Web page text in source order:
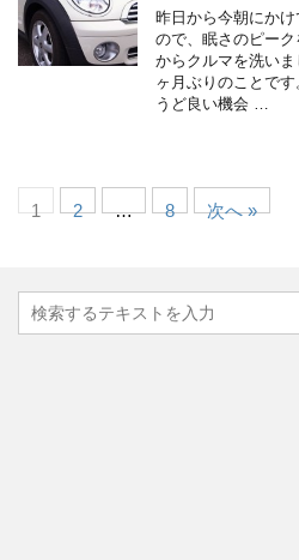
昨日から今朝にか
ので、眠さのピー
からクルマを洗い
ヶ月ぶりのことで
うど良い機会 …
1 2 … 8 次へ »